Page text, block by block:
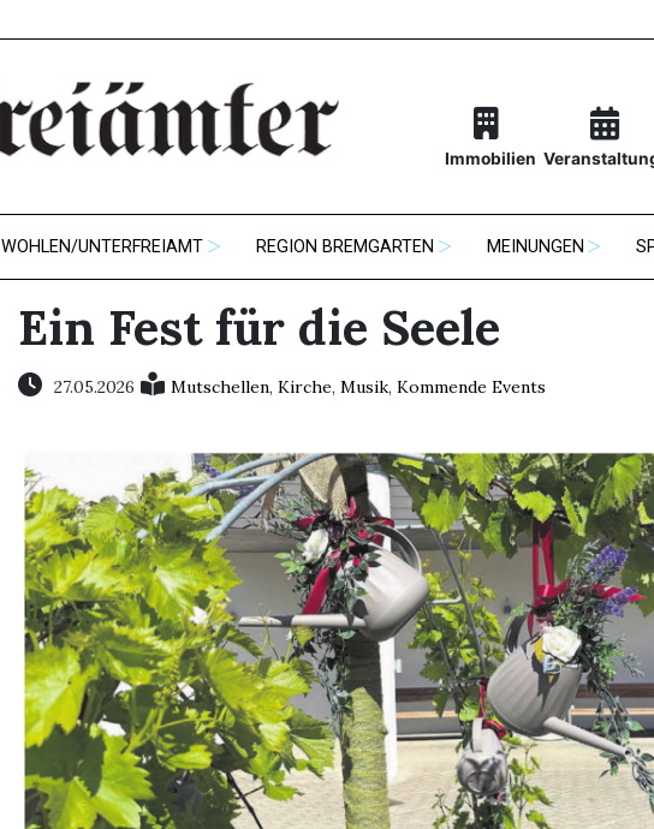
Immobilien
WOHLEN/UNTERFREIAMT REGION BREMGARTEN MEINUNGEN
Ein Fest für die Seele
27.05.2026 Mutschellen, Kirche, Musik, Kommende Events